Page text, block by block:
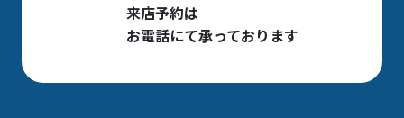
来店予約は
お電話にて承っております